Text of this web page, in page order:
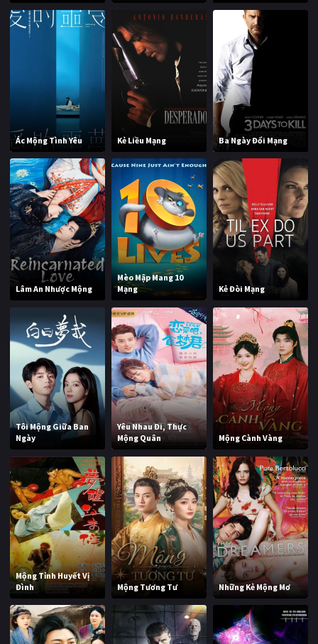
Ác Mộng Tình Yêu Kẻ Liều Mạng Ba Ngày Đổi Mạng
Lâm An Nhược Mộng
Mèo Mập Mang 10
Mạng
Kẻ Đòi Mạng
Tôi Mộng Giữa Ban
Ngày
Yêu Nhau Đi, Thực
Mộng Quân
Mộng Cành Vàng
Mộng Tỉnh Huyết Vị
Đình
Mộng Tương Tư Những Kẻ Mộng Mơ